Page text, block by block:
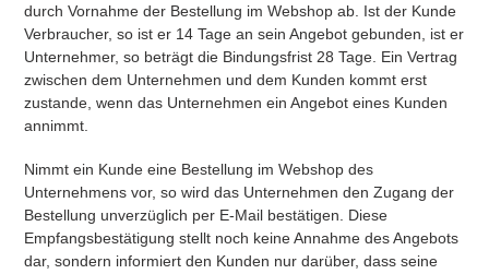
durch Vornahme der Bestellung im Webshop ab. Ist der Kunde
Verbraucher, so ist er 14 Tage an sein Angebot gebunden, ist er
Unternehmer, so beträgt die Bindungsfrist 28 Tage. Ein Vertrag
zwischen dem Unternehmen und dem Kunden kommt erst
zustande, wenn das Unternehmen ein Angebot eines Kunden
annimmt.
Nimmt ein Kunde eine Bestellung im Webshop des
Unternehmens vor, so wird das Unternehmen den Zugang der
Bestellung unverzüglich per E-Mail bestätigen. Diese
Empfangsbestätigung stellt noch keine Annahme des Angebots
dar, sondern informiert den Kunden nur darüber, dass seine